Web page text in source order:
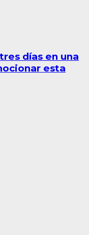
días en una
esta